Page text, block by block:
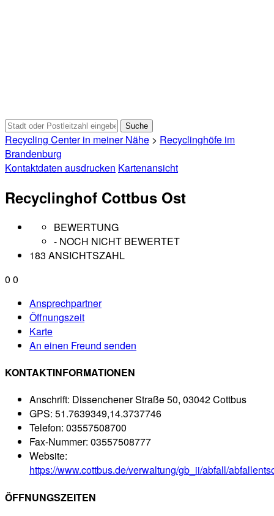
Recycling Center in meiner Nähe > Recyclinghöfe im
Brandenburg
Kontaktdaten ausdrucken Kartenansicht
Recyclinghof Cottbus Ost
BEWERTUNG
- NOCH NICHT BEWERTET
183 ANSICHTSZAHL
0 0
Ansprechpartner
Öffnungszeit
Karte
An einen Freund senden
KONTAKTINFORMATIONEN
Anschrift: Dissenchener Straße 50, 03042 Cottbus
GPS: 51.7639349,14.3737746
Telefon: 03557508700
Fax-Nummer: 03557508777
Website:
https://www.cottbus.de/verwaltung/gb_ii/abfall/
ÖFFNUNGSZEITEN